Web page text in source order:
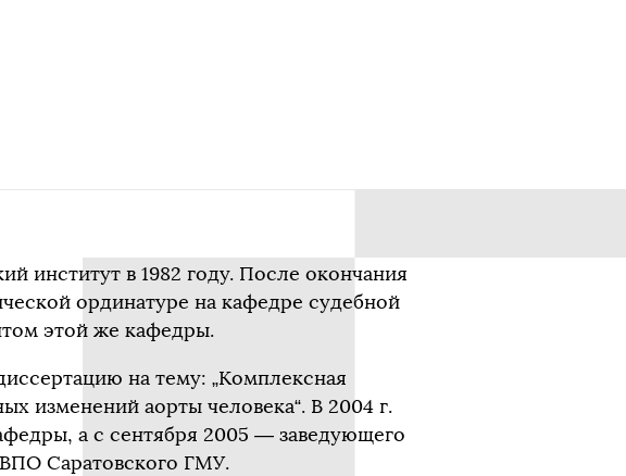
институт в 1982 году. После окончания
ординатуре на кафедре судебной
этой же кафедры.
на тему: „Комплексная
изменений аорты человека“. В 2004 г.
а с сентября 2005 — заведующего
Саратовского ГМУ.